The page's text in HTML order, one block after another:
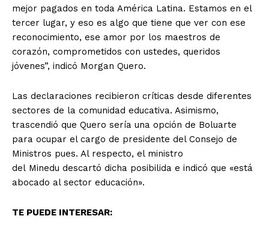
mejor pagados en toda América Latina. Estamos en el
tercer lugar, y eso es algo que tiene que ver con ese
reconocimiento, ese amor por los maestros de
corazón, comprometidos con ustedes, queridos
jóvenes”, indicó Morgan Quero.
Las declaraciones recibieron críticas desde diferentes
sectores de la comunidad educativa. Asimismo,
trascendió que Quero sería una opción de Boluarte
para ocupar el cargo de presidente del Consejo de
Ministros pues. Al respecto, el ministro
del Minedu descartó dicha posibilida e indicó que «está
abocado al sector educación».
TE PUEDE INTERESAR: